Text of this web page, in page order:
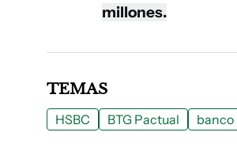
millones.
TEMAS
HSBC BTG Pactual banco